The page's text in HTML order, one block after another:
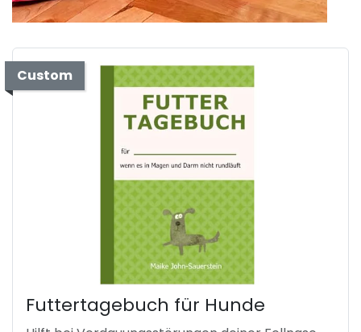
Custom
Futtertagebuch für Hunde